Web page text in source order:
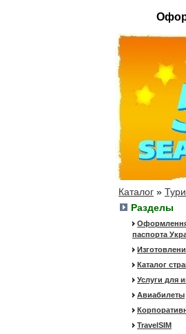
Каталог »
Разделы
паспорта
Каталог
Услуги для
Авиабилеты
TravelSIM